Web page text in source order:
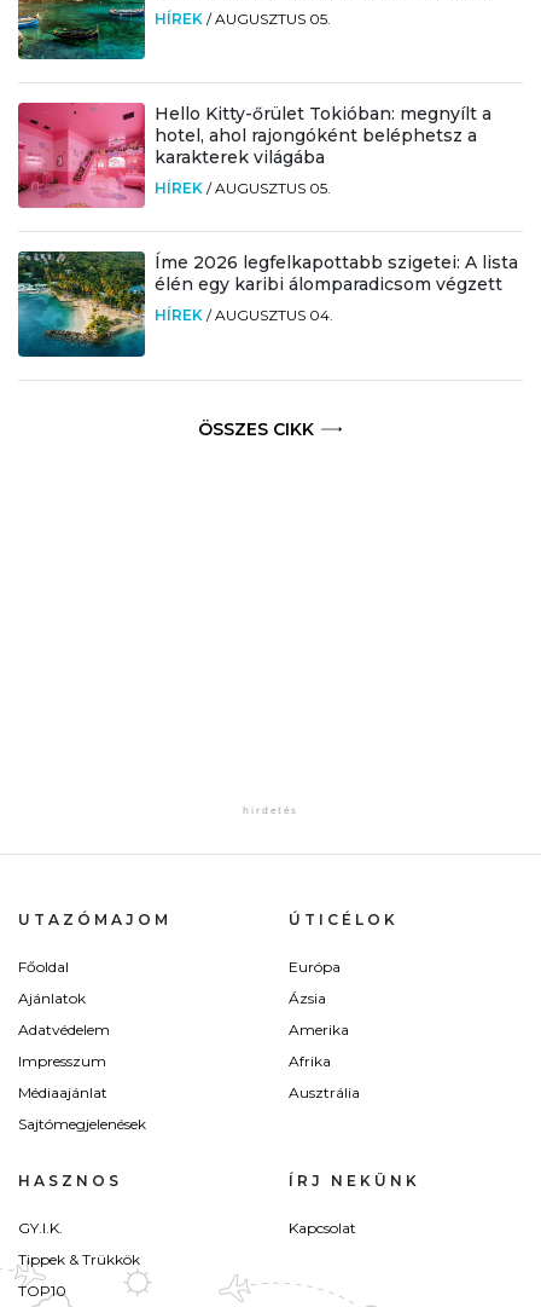
HÍREK /AUGUSZTUS 05.
Hello Kitty-őrület Tokióban: megnyílt a
hotel, ahol rajongóként beléphetsz a
karakterek világába
HÍREK /AUGUSZTUS 05.
Íme 2026 legfelkapottabb szigetei: A lista
élén egy karibi álomparadicsom végzett
HÍREK /AUGUSZTUS 04.
ÖSSZES CIKK
UTAZÓMAJOM
Főoldal
Ajánlatok
Adatvédelem
Impresszum
Médiaajánlat
Sajtómegjelenések
ÚTICÉLOK
Európa
Ázsia
Amerika
Afrika
Ausztrália
HASZNOS
GY.I.K.
Tippek & Trükkök
TOP10
ÍRJ NEKÜNK
Kapcsolat